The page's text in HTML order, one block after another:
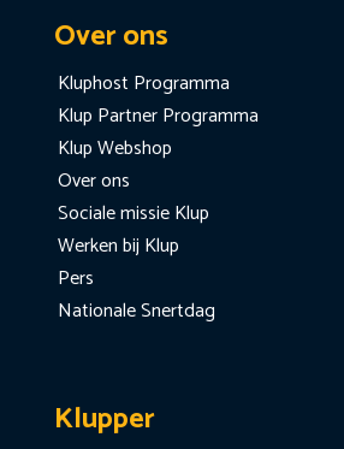
Over ons
Kluphost Programma
Klup Partner Programma
Klup Webshop
Over ons
Sociale missie Klup
Werken bij Klup
Pers
Nationale Snertdag
Klupper